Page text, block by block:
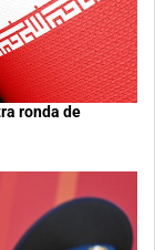
ronda de